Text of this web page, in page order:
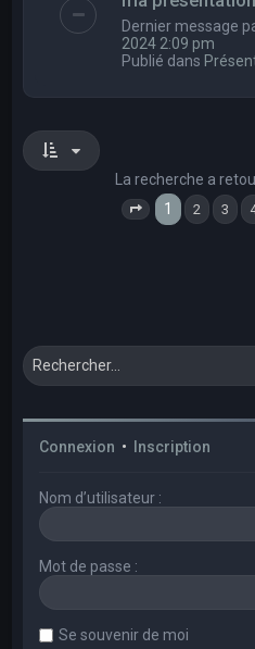
Dernier message
2024 2:09 pm
Publié dans
La recherche a
Page 1 sur
1 2 3
Connexion • Inscription
Nom d’utilisateur :
Mot de passe :
Se souvenir de moi